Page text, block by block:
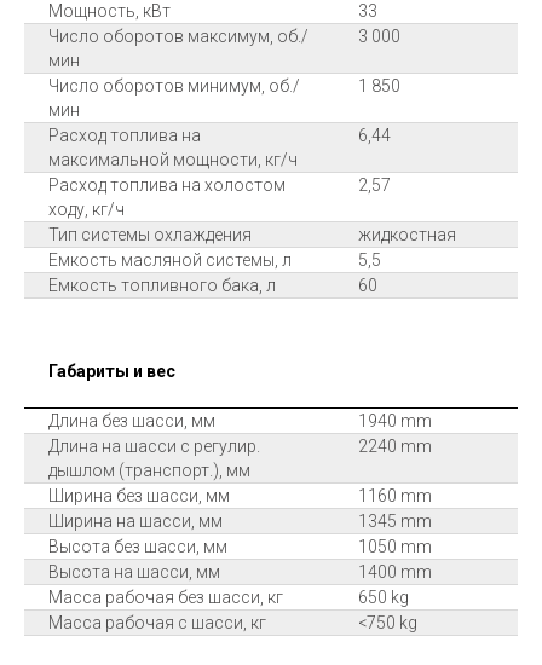
Мощность, кВт
33
Число оборотов максимум, об./
мин
3 000
Число оборотов минимум, об./
мин
1 850
Расход топлива на
максимальной мощности, кг/ч
6,44
Расход топлива на холостом
ходу, кг/ч
2,57
Тип системы охлаждения
жидкостная
Емкость масляной системы, л
5,5
Емкость топливного бака, л
60
Габариты и вес
Длина без шасси, мм
1940 mm
Длина на шасси с регулир.
дышлом (транспорт.), мм
2240 mm
Ширина без шасси, мм
1160 mm
Ширина на шасси, мм
1345 mm
Высота без шасси, мм
1050 mm
Высота на шасси, мм
1400 mm
Масса рабочая без шасси, кг
650 kg
Масса рабочая с шасси, кг
<750 kg